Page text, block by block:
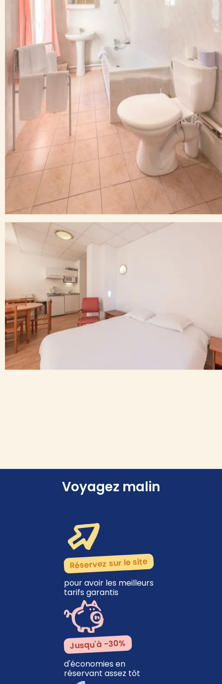
L'établissement n'est pas adapté pour les personnes à
mobilité réduite.
A proximité
Lannemezan
8,8 km
Les Thermes de Capvern
500 m
Restaurants & Bars
Les Orangers
180 m
Le Chalet
69 m
La Siesta
Le Mirage
4,1 km
Attractions
Golf Club de Lannemezan
Abbaye de l'Escaladieu
Château de Mauvezin
Transports
Autoroute A64
Gare de Tarbes
Aéroports
Aéroport de Tarbes
44 km
Voyagez malin
Réservez sur le site
pour avoir les meilleurs
tarifs garantis
Jusqu'à -30%
d'économies en
réservant assez tôt